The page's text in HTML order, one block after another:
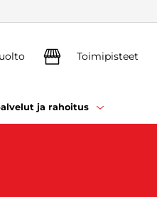
Toimipisteet
ja rahoitus